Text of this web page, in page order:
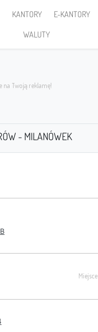
KANTORY
E-KANTORY
WALUTY
- MILANÓWEK